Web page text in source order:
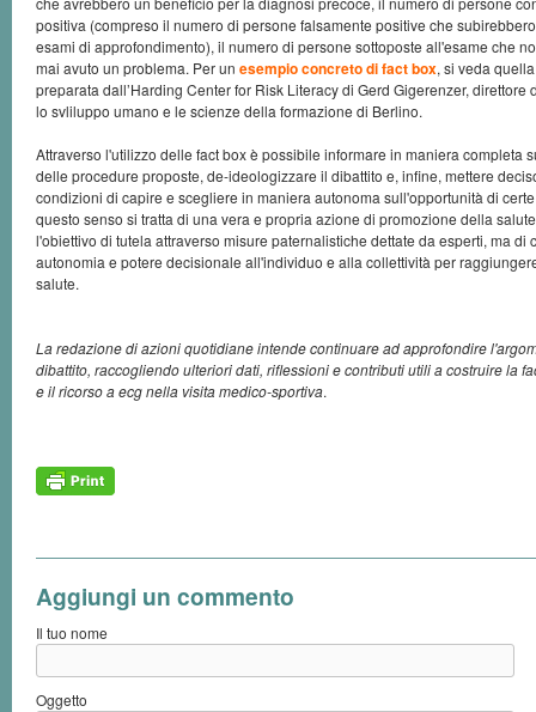
positiva (compreso il numero di persone falsamente positive che
esami di approfondimento), il numero di persone sottoposte all'esame che
mai avuto un problema. Per un esempio concreto di fact box, si veda
preparata dall’Harding Center for Risk Literacy di Gerd Gigerenzer, direttore
lo svliluppo umano e le scienze della formazione di Berlino.
Attraverso l'utilizzo delle fact box è possibile informare in maniera completa
delle procedure proposte, de-ideologizzare il dibattito e, infine, mettere
condizioni di capire e scegliere in maniera autonoma sull'opportunità di
questo senso si tratta di una vera e propria azione di promozione della
l'obiettivo di tutela attraverso misure paternalistiche dettate da esperti, ma di
autonomia e potere decisionale all'individuo e alla collettività per
salute.
La redazione di azioni quotidiane intende continuare ad approfondire
dibattito, raccogliendo ulteriori dati, riflessioni e contributi utili a costruire la
e il ricorso a ecg nella visita medico-sportiva.
Aggiungi un commento
Il tuo nome
Oggetto